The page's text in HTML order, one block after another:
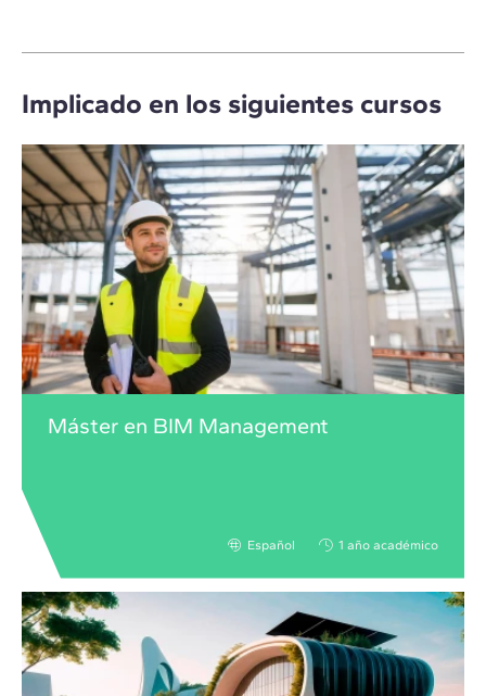
Implicado en los siguientes cursos
Máster en BIM Management
Español 1 año académico